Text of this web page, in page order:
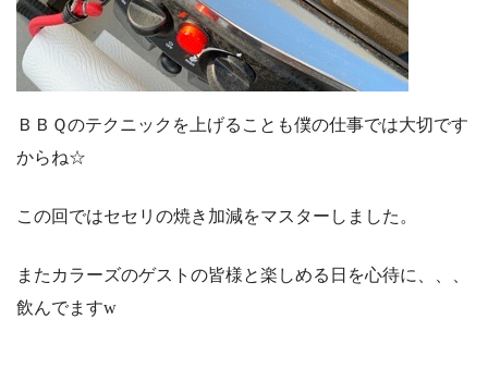
ＢＢＱのテクニックを上げることも僕の仕事では大切です
からね☆
この回ではセセリの焼き加減をマスターしました。
またカラーズのゲストの皆様と楽しめる日を心待に、、、
飲んでますw